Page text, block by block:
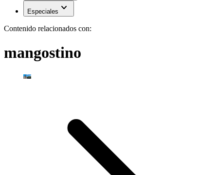
Especiales expand_more
Contenido relacionados con:
mangostino